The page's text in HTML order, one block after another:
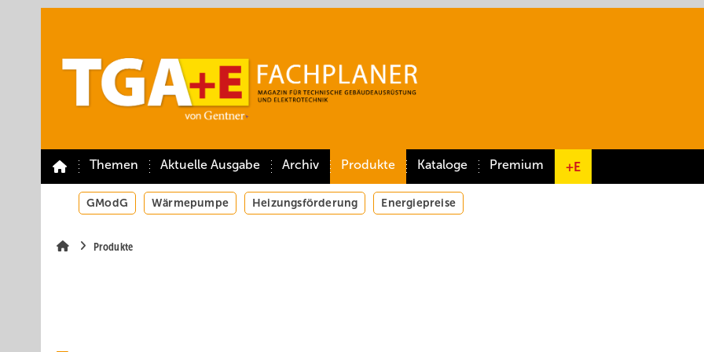
Themen Aktuelle Ausgabe Archiv Produkte Kataloge Premium +E
GModG Wärmepumpe Heizungsförderung Energiepreise
Produkte